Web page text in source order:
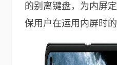
的别离键盘，为内屏
保用户在运用内屏时